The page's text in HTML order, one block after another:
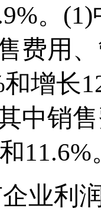
。
费用
增长
中销
11.6%
业利